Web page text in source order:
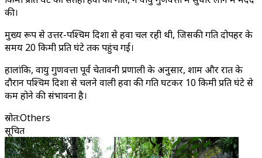
की।
मुख्य रूप से उत्तर-पश्चिम दिशा से हवा चल रही थी, जिसकी गति दोपहर के
समय 20 किमी प्रति घंटे तक पहुंच गई।
हालांकि, वायु गुणवत्ता पूर्व चेतावनी प्रणाली के अनुसार, शाम और रात के
दौरान पश्चिम दिशा से चलने वाली हवा की गति घटकर 10 किमी प्रति घंटे से
कम होने की संभावना है।
स्रोत:Others
सूचित